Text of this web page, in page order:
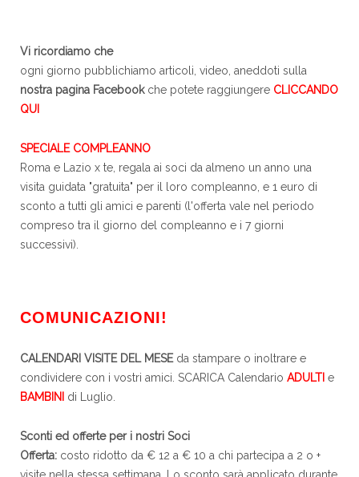
Vi ricordiamo che
ogni giorno pubblichiamo articoli, video, aneddoti sulla
nostra pagina Facebookche potete raggiungere CLICCANDO
QUI
SPECIALE COMPLEANNO
Roma e Lazio x te, regala ai soci da almeno un anno una
visita guidata "gratuita" per il loro compleanno, e 1 euro di
sconto a tutti gli amici e parenti (l'offerta vale nel periodo
compreso tra il giorno del compleanno e i 7 giorni
successivi).
COMUNICAZIONI!
CALENDARI VISITE DEL MESEda stampare o inoltrare e
condividere con i vostri amici. SCARICA Calendario ADULTI e
BAMBINI
di Luglio.
Sconti ed offerte per i nostri Soci
Offerta: costo ridotto da € 12 a € 10 a chi partecipa a 2 o +